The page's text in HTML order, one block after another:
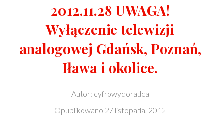
2012.11.28 UWAGA!
Wyłączenie telewizji
analogowej Gdańsk, Poznań,
Iława i okolice.
Autor: cyfrowydoradca
Opublikowano 27 listopada, 2012